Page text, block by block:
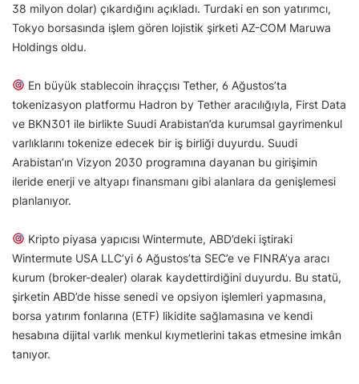
38 milyon dolar) çıkardığını açıkladı. Turdaki en son yatırımcı,
Tokyo borsasında işlem gören lojistik şirketi AZ-COM Maruwa
Holdings oldu.
En büyük stablecoin ihraççısı Tether, 6 Ağustos’ta
tokenizasyon platformu Hadron by Tether aracılığıyla, First Data
ve BKN301 ile birlikte Suudi Arabistan’da kurumsal gayrimenkul
varlıklarını tokenize edecek bir iş birliği duyurdu. Suudi
Arabistan’ın Vizyon 2030 programına dayanan bu girişimin
ileride enerji ve altyapı finansmanı gibi alanlara da genişlemesi
planlanıyor.
Kripto piyasa yapıcısı Wintermute, ABD’deki iştiraki
Wintermute USA LLC’yi 6 Ağustos’ta SEC’e ve FINRA’ya aracı
kurum (broker-dealer) olarak kaydettirdiğini duyurdu. Bu statü,
şirketin ABD’de hisse senedi ve opsiyon işlemleri yapmasına,
borsa yatırım fonlarına (ETF) likidite sağlamasına ve kendi
hesabına dijital varlık menkul kıymetlerini takas etmesine imkân
tanıyor.